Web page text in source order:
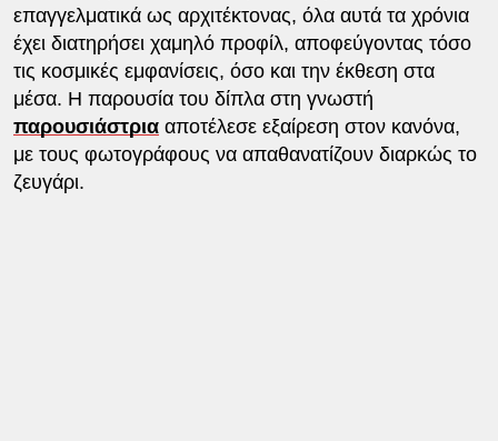
επαγγελματικά ως αρχιτέκτονας, όλα αυτά τα χρόνια
έχει διατηρήσει χαμηλό προφίλ, αποφεύγοντας τόσο
τις κοσμικές εμφανίσεις, όσο και την έκθεση στα
μέσα. Η παρουσία του δίπλα στη γνωστή
παρουσιάστριααποτέλεσε εξαίρεση στον κανόνα,
με τους φωτογράφους να απαθανατίζουν διαρκώς το
ζευγάρι.